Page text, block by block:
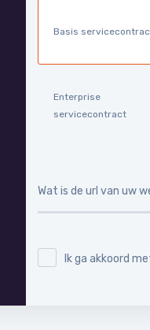
Basis
Enterprise
servicecontract
Ik ga akkoord